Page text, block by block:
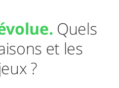
Quels
et les
?